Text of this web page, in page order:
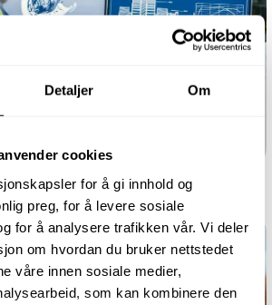
Detaljer Om
cookies
for å gi innhold og
preg, for å levere sosiale
for å analysere trafikken vår. Vi deler
om hvordan du bruker nettstedet
våre innen sosiale medier,
som kan kombinere den